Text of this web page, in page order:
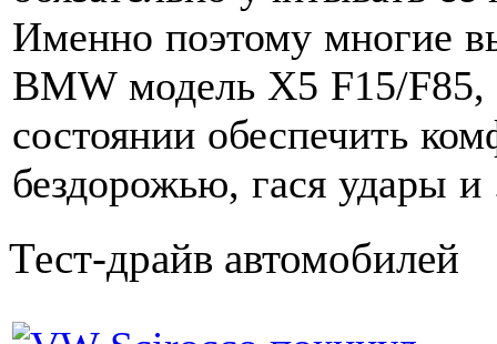
Именно поэтому многие
BMW модель X5 F15/F85,
состоянии обеспечить
бездорожью, гася удары и
Тест-драйв автомобилей